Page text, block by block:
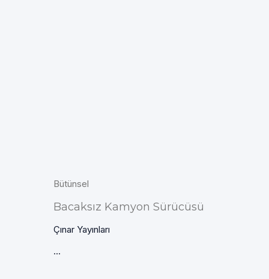
Bütünsel
Bacaksız Kamyon Sürücüsü
Çınar Yayınları
...